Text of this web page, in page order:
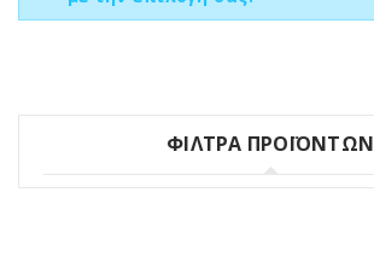
ΦΙΛΤΡΑ ΠΡΟΪΟΝΤΩΝ